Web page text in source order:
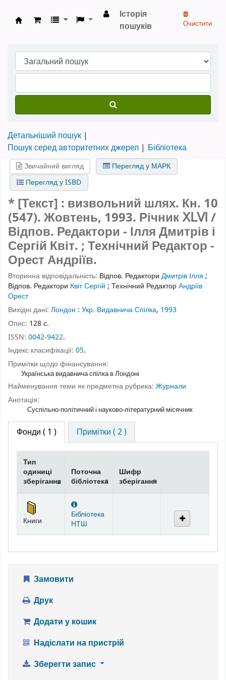
Бібліотека НТШ › Електронний каталог
Історія
пошуків
Очистити
Детальніший пошук
Пошук серед авторитетних джерел
Бібліотека
Звичайний вигляд
Перегляд у МАРК
Перегляд у ISBD
* [Текст] : визвольний шлях. Кн. 10
(547). Жовтень, 1993. Річник ⅩⅬⅥ/
Відпов. Редактори - Ілля Дмитрів і
Сергій Квіт. ; Технічний Редактор -
Орест Андріїв.
Вторинна відповідальність: Відпов. Редактори Дмитрів Ілля ;
Відпов. Редактори Квіт Сергій ; Технічний РедакторАндріїв
Орест
Вихідні дані: Лондон : Укр. Видавнича Спілка, 1993
Опис: 128 с.
ISSN: 0042-9422.
Індекс класифікації: 05.
Примітки щодо фінансування:
Українська видавнича спілка в Лондоні
Найменування теми як предметна рубрика: Журнали
Анотація:
Суспільно-політичний і науково-літературний місячник
Фонди ( 1 ) Примітки ( 2 )
Тип
одиниці
зберігання
Поточна
бібліотека
Шифр
зберігання
Книги
Бібліотека
НТШ
Замовити
Друк
Додати у кошик
Надіслати на пристрій
Зберегти запис